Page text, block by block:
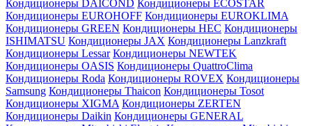
Кондиционеры DAICOND Кондиционеры ECOSTAR
Кондиционеры EUROHOFF Кондиционеры EUROKLIMA
Кондиционеры GREEN Кондиционеры HEC Кондиционеры
ISHIMATSU Кондиционеры JAX Кондиционеры Lanzkraft
Кондиционеры Lessar Кондиционеры NEWTEK
Кондиционеры OASIS Кондиционеры QuattroClima
Кондиционеры Roda Кондиционеры ROVEX Кондиционеры
Samsung Кондиционеры Thaicon Кондиционеры Tosot
Кондиционеры XIGMA Кондиционеры ZERTEN
Кондиционеры Daikin Кондиционеры GENERAL